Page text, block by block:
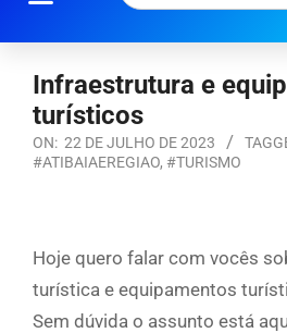
Infraestrutura e
turísticos
ON: 22 DE JULHO DE 2023
#ATIBAIAEREGIAO, #TURISMO
Hoje quero falar com vocês
turística e equipamentos
Sem dúvida o assunto está